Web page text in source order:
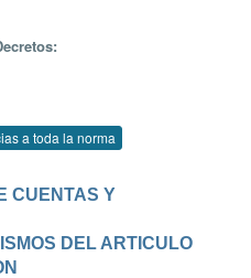
a toda la norma
CUENTAS Y
DEL ARTICULO